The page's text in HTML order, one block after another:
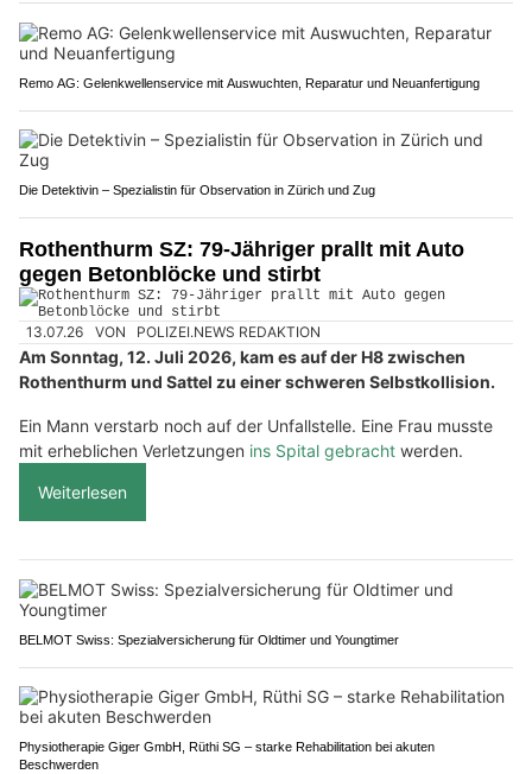
Remo AG: Gelenkwellenservice mit Auswuchten, Reparatur und Neuanfertigung
Die Detektivin – Spezialistin für Observation in Zürich und Zug
Rothenthurm SZ: 79-Jähriger prallt mit Auto
gegen Betonblöcke und stirbt
13.07.26 VON POLIZEI.NEWS REDAKTION
Am Sonntag, 12. Juli 2026, kam es auf der H8 zwischen
Rothenthurm und Sattel zu einer schweren Selbstkollision.
Ein Mann verstarb noch auf der Unfallstelle. Eine Frau musste
mit erheblichen Verletzungen ins Spital gebracht werden.
Weiterlesen
BELMOT Swiss: Spezialversicherung für Oldtimer und Youngtimer
Physiotherapie Giger GmbH, Rüthi SG – starke Rehabilitation bei akuten
Beschwerden